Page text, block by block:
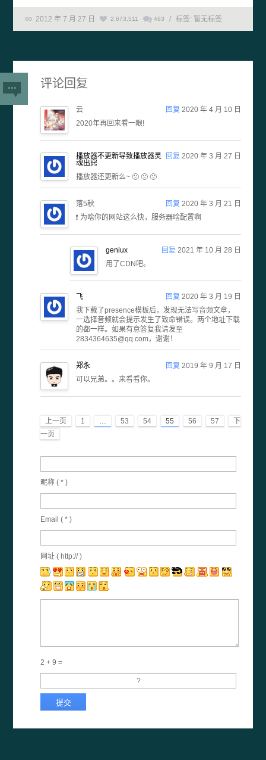
2012 年 7 月 27 日 2,673,511 463 / 标签: 暂无标签
评论回复
回复 2020 年 4 月 10 日
云
2020年再回来看一眼!
回复 2020 年 3 月 27 日
播放器不更新导致播放器灵
魂出窍
播放器还更新么~ 🙁 🙁 🙁
回复 2020 年 3 月 21 日
落5秋
❗ 为啥你的网站这么快，服务器啥配置啊
回复 2021 年 10 月 28 日
geniux
用了CDN吧。
回复 2020 年 3 月 19 日
飞
我下载了presence模板后，发现无法写音频文章，
一选择音频就会提示发生了致命错误。两个地址下载
的都一样。如果有意答复我请发至
2834364635@qq.com，谢谢！
回复 2019 年 9 月 17 日
郑永
可以兄弟。。来看看你。
上一页 1 … 53 54 55 56 57
下
一页
昵称 (* )
Email (* )
网址 ( http:// )
2 + 9 =